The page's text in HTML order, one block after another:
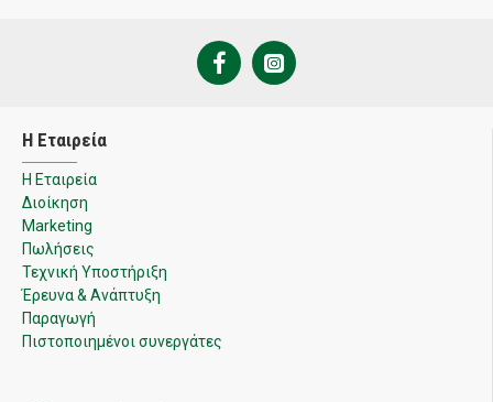
Η Εταιρεία
Η Εταιρεία
Διοίκηση
Marketing
Πωλήσεις
Τεχνική Υποστήριξη
Έρευνα & Ανάπτυξη
Παραγωγή
Πιστοποιημένοι συνεργάτες